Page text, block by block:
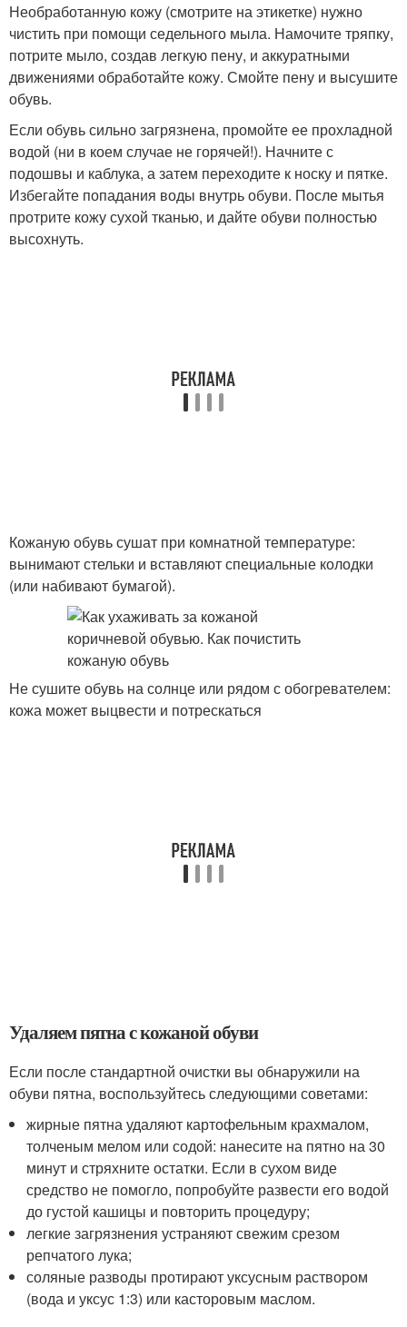
Необработанную кожу (смотрите на этикетке) нужно
чистить при помощи седельного мыла. Намочите тряпку,
потрите мыло, создав легкую пену, и аккуратными
движениями обработайте кожу. Смойте пену и высушите
обувь.
Если обувь сильно загрязнена, промойте ее прохладной
водой (ни в коем случае не горячей!). Начните с
подошвы и каблука, а затем переходите к носку и пятке.
Избегайте попадания воды внутрь обуви. После мытья
протрите кожу сухой тканью, и дайте обуви полностью
высохнуть.
Кожаную обувь сушат при комнатной температуре:
вынимают стельки и вставляют специальные колодки
(или набивают бумагой).
Не сушите обувь на солнце или рядом с обогревателем:
кожа может выцвести и потрескаться
Удаляем пятна с кожаной обуви
Если после стандартной очистки вы обнаружили на
обуви пятна, воспользуйтесь следующими советами:
жирные пятна удаляют картофельным крахмалом,
толченым мелом или содой: нанесите на пятно на 30
минут и стряхните остатки. Если в сухом виде
средство не помогло, попробуйте развести его водой
до густой кашицы и повторить процедуру;
легкие загрязнения устраняют свежим срезом
репчатого лука;
соляные разводы протирают уксусным раствором
(вода и уксус 1:3) или касторовым маслом.